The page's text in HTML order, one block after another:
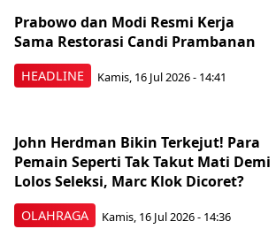
HEADLINE
Prabowo dan Modi Resmi Kerja
Sama Restorasi Candi Prambanan
Kamis, 16 Jul 2026 - 14:41
OLAHRAGA
John Herdman Bikin Terkejut! Para
Pemain Seperti Tak Takut Mati Demi
Lolos Seleksi, Marc Klok Dicoret?
Kamis, 16 Jul 2026 - 14:36